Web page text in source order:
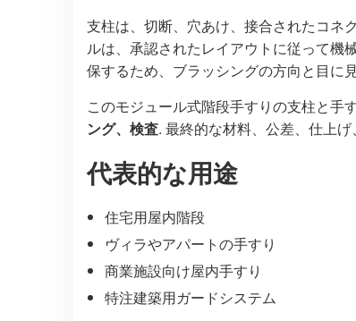
支柱は、切断、穴あけ、接合されたコネ
ルは、承認されたレイアウトに従って機
保するため、ブラッシングの方向と目に
このモジュール式階段手すりの支柱と手
ング、検査. 最終的な材料、公差、仕上
代表的な用途
住宅用屋内階段
ヴィラやアパートの手すり
商業施設向け屋内手すり
特注建築用ガードシステム